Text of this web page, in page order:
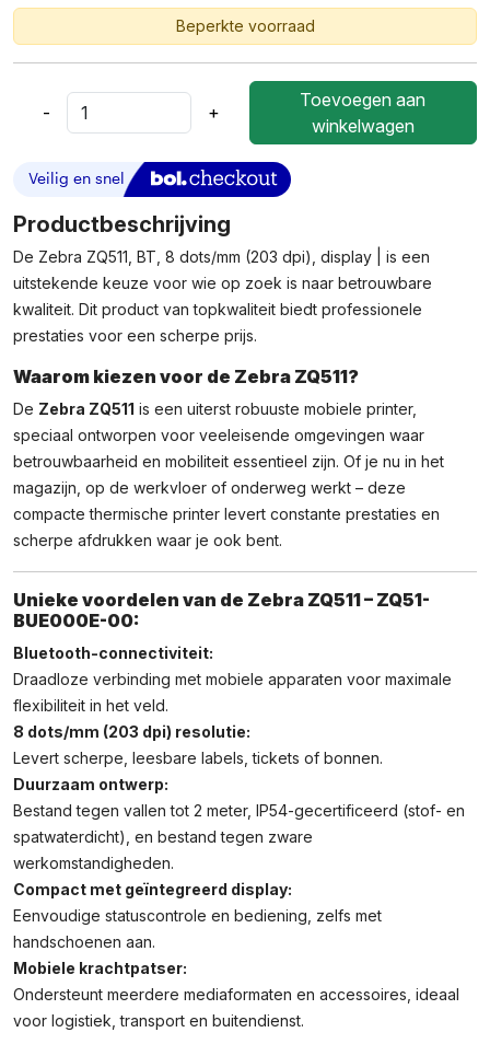
Beperkte voorraad
-
BT,
Dots/mm
(203
Dpi),
Display
|
ZQ51-
00
Aantal
+
Toevoegen aan
winkelwagen
Productbeschrijving
De Zebra ZQ511, BT, 8 dots/mm (203 dpi), display | is een
uitstekende keuze voor wie op zoek is naar betrouwbare
kwaliteit. Dit product van topkwaliteit biedt professionele
prestaties voor een scherpe prijs.
Waarom kiezen voor de Zebra ZQ511?
De Zebra ZQ511 is een uiterst robuuste mobiele printer,
speciaal ontworpen voor veeleisende omgevingen waar
betrouwbaarheid en mobiliteit essentieel zijn. Of je nu in het
magazijn, op de werkvloer of onderweg werkt – deze
compacte thermische printer levert constante prestaties en
scherpe afdrukken waar je ook bent.
Unieke voordelen van de Zebra ZQ511 – ZQ51-
BUE000E-00:
Bluetooth-connectiviteit:
Draadloze verbinding met mobiele apparaten voor maximale
flexibiliteit in het veld.
8 dots/mm (203 dpi) resolutie:
Levert scherpe, leesbare labels, tickets of bonnen.
Duurzaam ontwerp:
Bestand tegen vallen tot 2 meter, IP54-gecertificeerd (stof- en
spatwaterdicht), en bestand tegen zware
werkomstandigheden.
Compact met geïntegreerd display:
Eenvoudige statuscontrole en bediening, zelfs met
handschoenen aan.
Mobiele krachtpatser:
Ondersteunt meerdere mediaformaten en accessoires, ideaal
voor logistiek, transport en buitendienst.